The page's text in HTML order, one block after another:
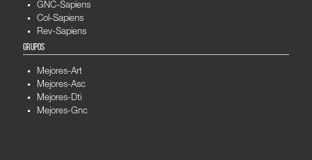
GNC-Sapiens
Col-Sapiens
Rev-Sapiens
GRUPOS
Mejores-Art
Mejores-Asc
Mejores-Dti
Mejores-Gnc